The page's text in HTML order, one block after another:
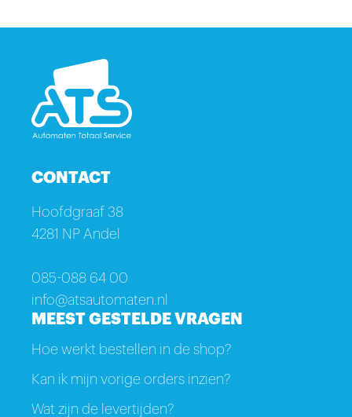
CONTACT
Hoofdgraaf 38
4281 NP Andel
085-088 64 00
info@atsautomaten.nl
MEEST GESTELDE VRAGEN
Hoe werkt bestellen in de shop?
Kan ik mijn vorige orders inzien?
Wat zijn de levertijden?